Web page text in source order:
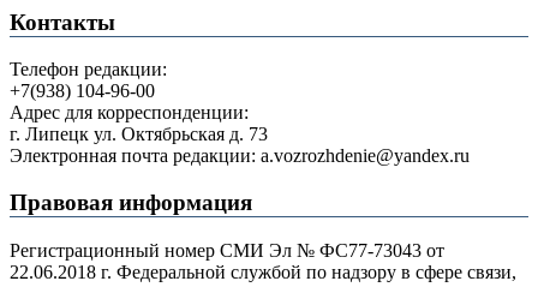
Контакты
Телефон редакции:
+7(938) 104-96-00
Адрес для корреспонденции:
г. Липецк ул. Октябрьская д. 73
Электронная почта редакции: a.vozrozhdenie@yandex.ru
Правовая информация
Регистрационный номер СМИ Эл № ФС77-73043 от
22.06.2018 г. Федеральной службой по надзору в сфере связи,